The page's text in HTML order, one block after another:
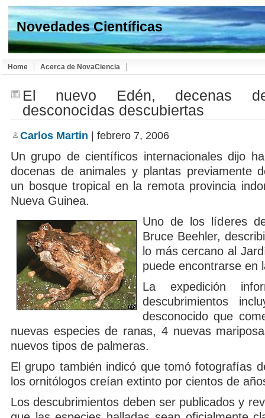
Novedades Científicas
Home Acerca de NovaCiencia
El nuevo Edén, decenas
desconocidas descubiertas
Carlos Martin | febrero 7, 2006
Un grupo de científicos internacionales dijo
docenas de animales y plantas previamente
un bosque tropical en la remota provincia
Nueva Guinea.
Uno de los líderes
Bruce Beehler,
lo más cercano al
puede encontrarse en
La expedición
descubrimientos
desconocido que
nuevas especies de ranas, 4 nuevas
nuevos tipos de palmeras.
El grupo también indicó que tomó fotografías
los ornitólogos creían extinto por cientos de
Los descubrimientos deben ser publicados y